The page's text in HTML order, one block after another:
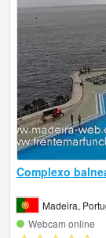
Complexo
Madeira,
Webcam online